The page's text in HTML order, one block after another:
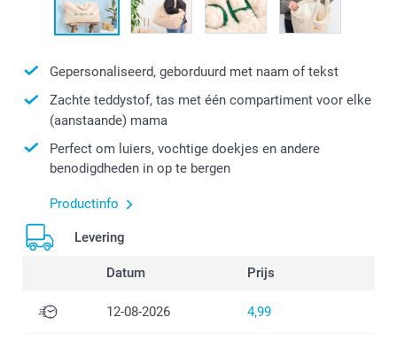
Gepersonaliseerd, geborduurd met naam of tekst
Zachte teddystof, tas met één compartiment voor elke
(aanstaande) mama
Perfect om luiers, vochtige doekjes en andere
benodigdheden in op te bergen
Productinfo
Levering
Datum Prijs
12-08-2026 4,99